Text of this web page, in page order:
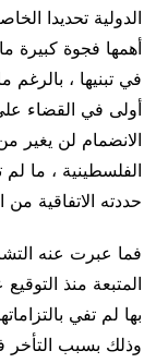
الدولية تحديدا
أهمها فجوة كبيرة
في تبنيها ،
أولى في القضاء
الانضمام لن يغير من
الفلسطينية ، ما
حددته الاتفاقية
فما عبرت عنه
المتبعة منذ
بها لم تفي
وذلك بسبب التأخر